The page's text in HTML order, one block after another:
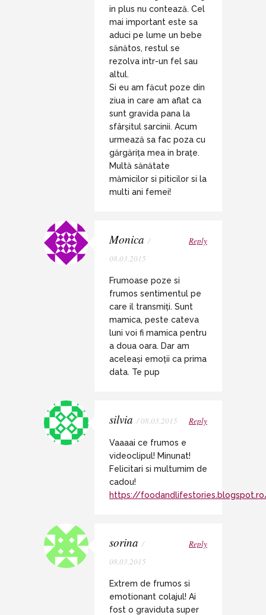
in plus nu contează. Cel
mai important este sa
aduci pe lume un bebe
sănătos, restul se
rezolva intr-un fel sau
altul.
Si eu am făcut poze din
ziua in care am aflat ca
sunt gravida pana la
sfârșitul sarcinii. Acum
urmează sa fac poza cu
gărgărița mea in brațe.
Multă sănătate
mămicilor si piticilor si la
multi ani femei!
Monica /
08.03.2015
Reply
Frumoase poze si
frumos sentimentul pe
care il transmiți. Sunt
mamica, peste cateva
luni voi fi mamica pentru
a doua oara. Dar am
aceleași emoții ca prima
data. Te pup
silvia / 08.03.2015 Reply
Vaaaai ce frumos e
videoclipul! Minunat!
Felicitari si multumim de
cadou!
https://
sorina /
08.03.2015
Reply
Extrem de frumos si
emotionant colajul! Ai
fost o graviduta super